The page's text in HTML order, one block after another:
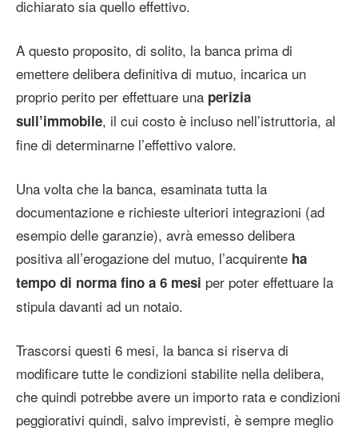
dichiarato sia quello effettivo.
A questo proposito, di solito, la banca prima di
emettere delibera definitiva di mutuo, incarica un
proprio perito per effettuare una perizia
sull’immobile, il cui costo è incluso nell’istruttoria, al
fine di determinarne l’effettivo valore.
Una volta che la banca, esaminata tutta la
documentazione e richieste ulteriori integrazioni (ad
esempio delle garanzie), avrà emesso delibera
positiva all’erogazione del mutuo, l’acquirente ha
tempo di norma fino a 6 mesi per poter effettuare la
stipula davanti ad un notaio.
Trascorsi questi 6 mesi, la banca si riserva di
modificare tutte le condizioni stabilite nella delibera,
che quindi potrebbe avere un importo rata e condizioni
peggiorativi quindi, salvo imprevisti, è sempre meglio